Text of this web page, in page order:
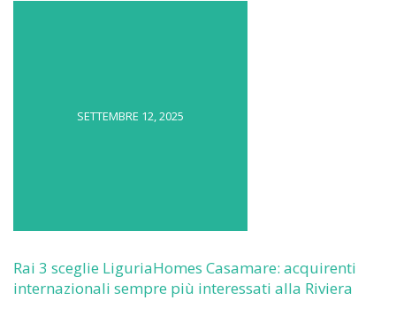
SETTEMBRE 12, 2025
Rai 3 sceglie LiguriaHomes Casamare: acquirenti
internazionali sempre più interessati alla Riviera